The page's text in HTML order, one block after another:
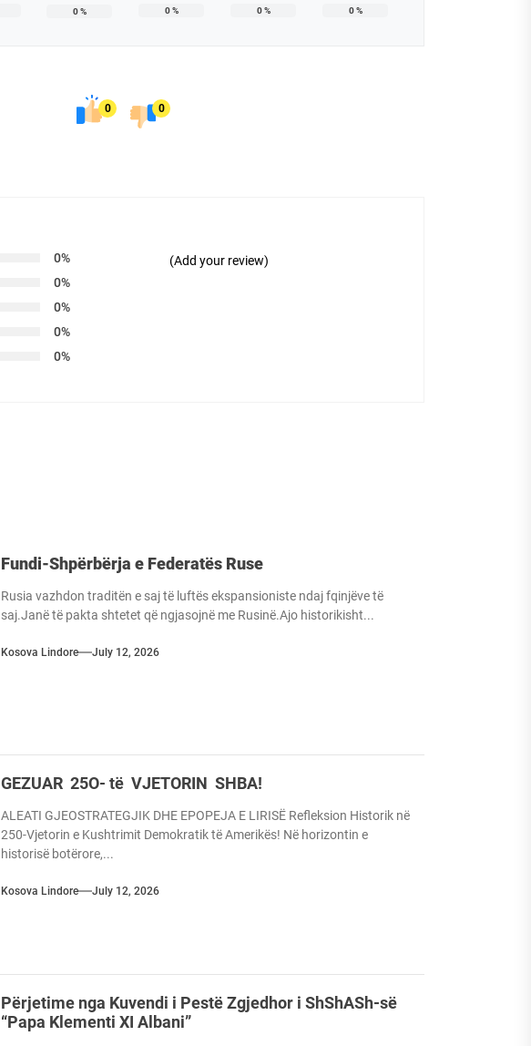
0% 0% 0% 0%
0 0
0%
0%
0%
0%
0%
(Add your review)
Fundi-Shpërbërja e Federatës Ruse
Rusia vazhdon traditën e saj të luftës ekspansioniste ndaj fqinjëve të
saj.Janë të pakta shtetet që ngjasojnë me Rusinë.Ajo historikisht...
Kosova Lindore July 12, 2026
GEZUAR 25O- të VJETORIN SHBA!
ALEATI GJEOSTRATEGJIK DHE EPOPEJA E LIRISË Refleksion Historik në
250-Vjetorin e Kushtrimit Demokratik të Amerikës! Në horizontin e
historisë botërore,...
Kosova Lindore July 12, 2026
Përjetime nga Kuvendi i Pestë Zgjedhor i ShShASh-së
“Papa Klementi XI Albani”